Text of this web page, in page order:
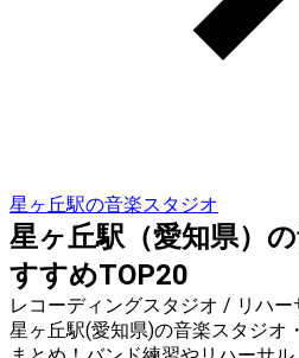
星ヶ丘駅の音楽スタジオ
星ヶ丘駅（愛知県）
すすめTOP20
レコーディングスタジオ / リハー
星ヶ丘駅(愛知県)の音楽スタジオ